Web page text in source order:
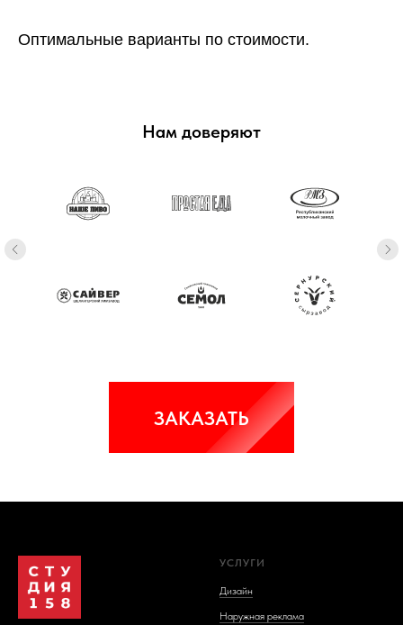
Оптимальные варианты по стоимости.
Нам доверяют
ЗАКАЗАТЬ
УСЛУГИ
Дизайн
Наружная реклама